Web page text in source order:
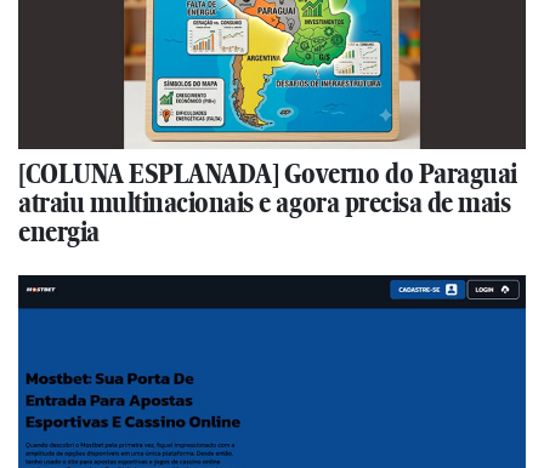
[COLUNA ESPLANADA] Governo do Paraguai
atraiu multinacionais e agora precisa de mais
energia